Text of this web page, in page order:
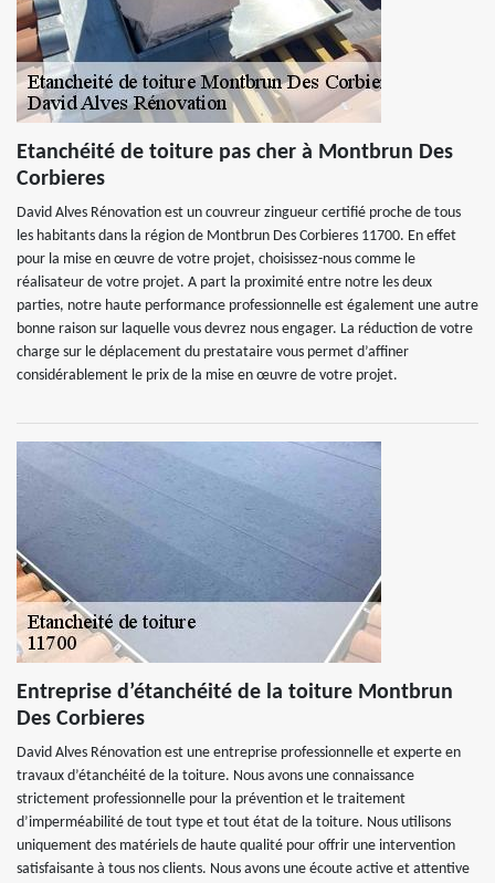
Etanchéité de toiture pas cher à Montbrun Des
Corbieres
David Alves Rénovation est un couvreur zingueur certifié proche de tous
les habitants dans la région de Montbrun Des Corbieres 11700. En effet
pour la mise en œuvre de votre projet, choisissez-nous comme le
réalisateur de votre projet. A part la proximité entre notre les deux
parties, notre haute performance professionnelle est également une autre
bonne raison sur laquelle vous devrez nous engager. La réduction de votre
charge sur le déplacement du prestataire vous permet d’affiner
considérablement le prix de la mise en œuvre de votre projet.
Entreprise d’étanchéité de la toiture Montbrun
Des Corbieres
David Alves Rénovation est une entreprise professionnelle et experte en
travaux d’étanchéité de la toiture. Nous avons une connaissance
strictement professionnelle pour la prévention et le traitement
d’imperméabilité de tout type et tout état de la toiture. Nous utilisons
uniquement des matériels de haute qualité pour offrir une intervention
satisfaisante à tous nos clients. Nous avons une écoute active et attentive